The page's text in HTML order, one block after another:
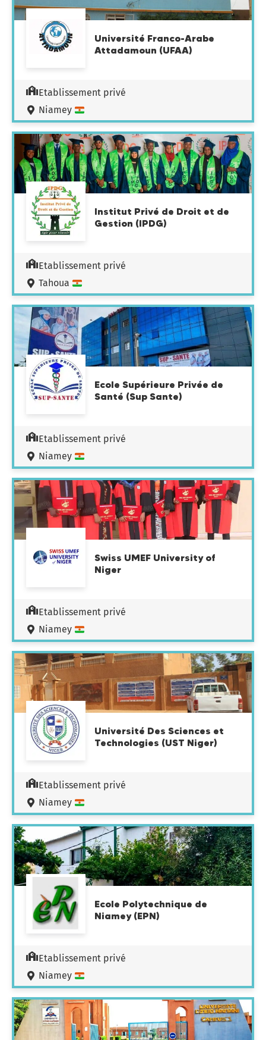
Université Franco-Arabe
Attadamoun (UFAA)
Etablissement privé
Niamey
Institut Privé de Droit et de
Gestion (IPDG)
Etablissement privé
Tahoua
Ecole Supérieure Privée de
Santé (Sup Sante)
Etablissement privé
Niamey
Swiss UMEF University of
Niger
Etablissement privé
Niamey
Université Des Sciences et
Technologies (UST Niger)
Etablissement privé
Niamey
Ecole Polytechnique de
Niamey (EPN)
Etablissement privé
Niamey